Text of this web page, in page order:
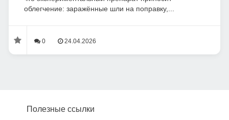
облегчение: заражённые шли на поправку,...
0 24.04.2026
Полезные ссылки